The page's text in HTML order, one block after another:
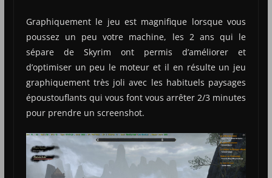
Graphiquement le jeu est magnifique lorsque vous
poussez un peu votre machine, les 2 ans qui le
sépare de Skyrim ont permis d’améliorer et
d’optimiser un peu le moteur et il en résulte un jeu
graphiquement très joli avec les habituels paysages
époustouflants qui vous font vous arrêter 2/3 minutes
pour prendre un screenshot.